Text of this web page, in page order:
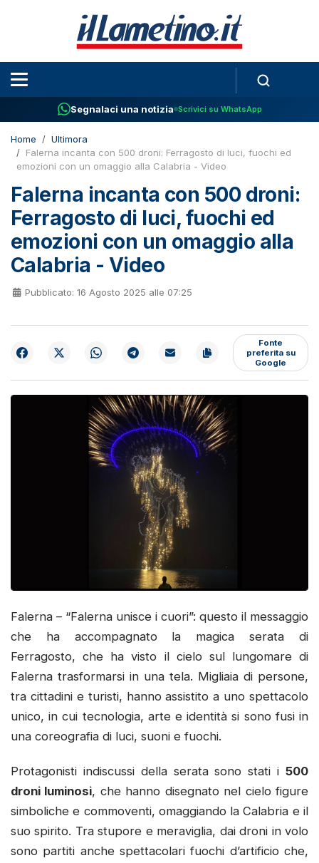
Segnalaci una notizia Scrivici su WhatsApp
Home
Ultimora
Falerna incanta con 500 droni: Ferragosto di luci, fuochi ed
emozioni con un omaggio alla Calabria - Video
Falerna incanta con 500 droni:
Ferragosto di luci, fuochi ed
emozioni con un omaggio alla
Calabria - Video
Pubblicato: 16 Agosto 2025 alle 07:25
Fonte
preferita su
Google
Falerna – “Falerna unisce i cuori”: questo il messaggio
che ha accompagnato la magica serata di
Ferragosto, che ha visto il cielo sul lungomare di
Falerna trasformarsi in una tela. Migliaia di persone,
tra cittadini e turisti, hanno assistito a uno spettacolo
unico, in cui tecnologia, arte e identità si sono fusi in
una coreografia di luci, suoni e fuochi.
Protagonisti indiscussi della serata sono stati i 500
droni luminosi, che hanno disegnato nel cielo figure
simboliche e commoventi, omaggiando la Calabria e il
suo spirito. Tra stupore e meraviglia, dai droni in volo
sono partiti anche spettacolari fuochi d’artificio che,